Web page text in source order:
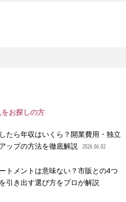
お探しの方
たら年収はいくら？開業費用・独立
ップの方法を徹底解説
2026.06.02
トメントは意味ない？市販との4つ
引き出す選び方をプロが解説